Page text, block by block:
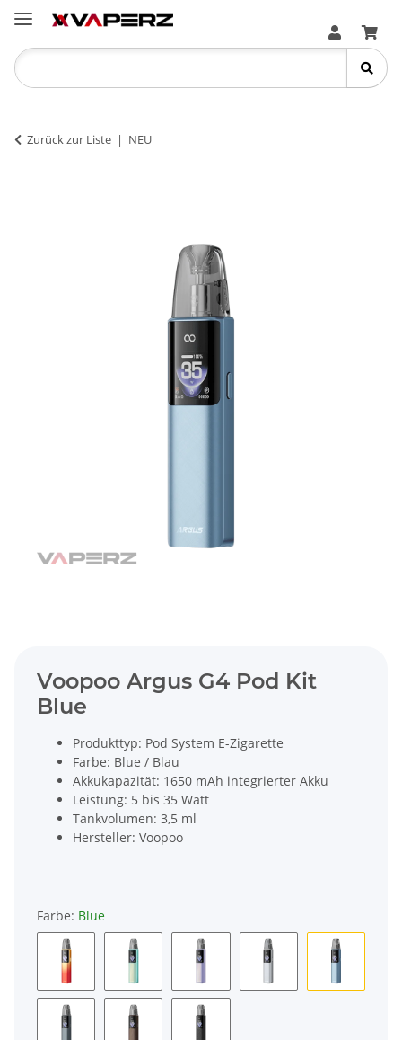
Zurück zur Liste NEU
Voopoo Argus G4 Pod Kit
Blue
Produkttyp: Pod System E-Zigarette
Farbe: Blue / Blau
Akkukapazität: 1650 mAh integrierter Akku
Leistung: 5 bis 35 Watt
Tankvolumen: 3,5 ml
Hersteller: Voopoo
Farbe: Blue
Orange Green Purple